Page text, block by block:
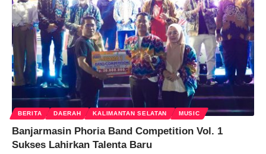
BERITA DAERAH KALIMANTAN SELATAN MUSIC
Banjarmasin Phoria Band Competition Vol. 1
Sukses Lahirkan Talenta Baru